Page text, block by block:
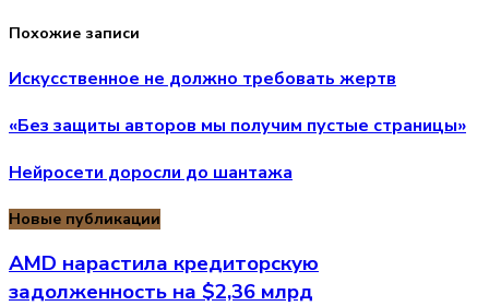
Похожие записи
Искусственное не должно требовать жертв
«Без защиты авторов мы получим пустые страницы»
Нейросети доросли до шантажа
Новые публикации
AMD нарастила кредиторскую
задолженность на $2,36 млрд